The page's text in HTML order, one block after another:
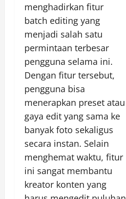
menghadirkan fitur
batch editing yang
menjadi salah satu
permintaan terbesar
pengguna selama ini.
Dengan fitur tersebut,
pengguna bisa
menerapkan preset atau
gaya edit yang sama ke
banyak foto sekaligus
secara instan. Selain
menghemat waktu, fitur
ini sangat membantu
kreator konten yang